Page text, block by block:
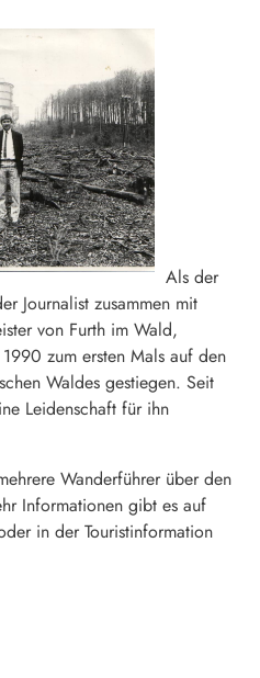
Als der
Journalist zusammen mit
von Furth im Wald,
zum ersten Mals auf den
Waldes gestiegen. Seit
Leidenschaft für ihn
Wanderführer über den
Informationen gibt es auf
in der Touristinformation